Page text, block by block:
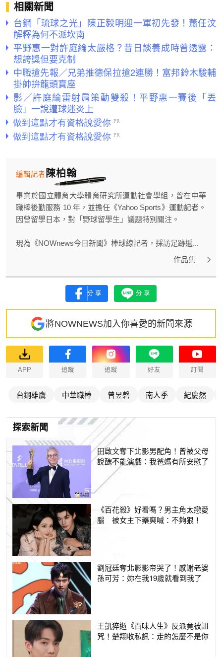
相關新聞
台鋼「琉球之光」陳正毅明迎一軍初先發！蕭任汶
解釋為何不派坎南
平野惠一對許庭綸太嚴格？昔日談養成時曾透露：
想誇獎但要克制
中職搶先報／兄弟推德保拉搶2連勝！富邦鈴木駿輔
掛帥拚龍頭寶座
影／許庭綸雷射肩策動雙殺！平野惠一賽後「丟
臉」一說遭球迷炎上
陳柏翰
編輯記者
畢業於國立體育大學體育研究所運動社會學組，曾在中華
職棒後勤服務 10 年，並擔任《Yahoo Sports》運動記者。
因曾留學日本，對「野球留學生」議題特別關注。
現為《NOWnews今日新聞》棒球線記者，採訪足跡遍...
作品集
分享 分享
將NOWNEWS加入你喜愛的新聞來源
APP 追蹤 追蹤 好友 訂閱
台鋼雄鷹 中華職棒 曾昱磬 南人季 紀慶然
探索新聞
田啟文奪下北影男配角！曾被父母
說醜不能演戲：我爸媽有所安慰了
《百花殺》好看嗎？男主角太戀愛
腦 被女主下藥爽喊：不夠狠！
劉冠廷奪北影影帝哭了！感謝老婆
孫可芳：妳在我19歲就看到我了
王凱猝逝《百味人生》反派竟被詛
咒！楚翔收私訊：走的怎麼不是你